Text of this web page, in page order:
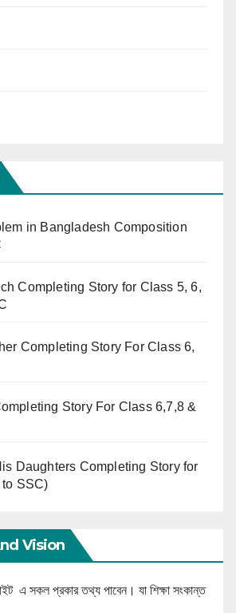
in Bangladesh Composition
Completing Story for Class 5, 6,
Completing Story For Class 6,
Story For Class 6,7,8 &
Daughters Completing Story for
SSC)
Vision
এ সকল প্রকার তথ্য পাবেন। যা শিক্ষা সংকান্ত